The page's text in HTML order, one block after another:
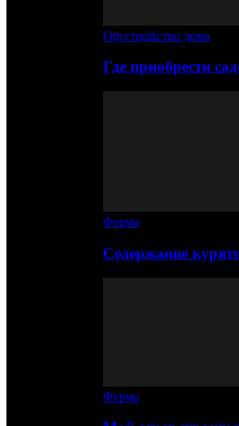
Обустройство дома
Где приобрести
Ферма
Содержание
Ферма